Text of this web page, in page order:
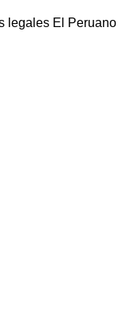
legales El Peruano